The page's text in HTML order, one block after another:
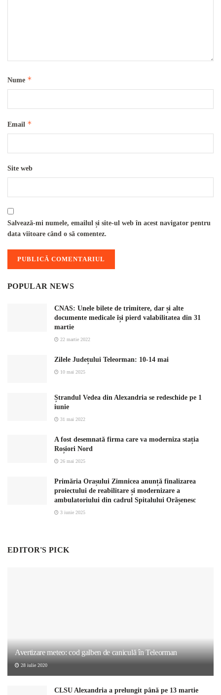
Nume *
Email *
Site web
Salvează-mi numele, emailul și site-ul web în acest navigator pentru
data viitoare când o să comentez.
POPULAR NEWS
CNAS: Unele bilete de trimitere, dar și alte
documente medicale își pierd valabilitatea din 31
martie
22 martie 2022
Zilele Județului Teleorman: 10-14 mai
10 mai 2025
Ștrandul Vedea din Alexandria se redeschide pe 1
iunie
31 mai 2022
A fost desemnată firma care va moderniza stația
Roșiori Nord
26 mai 2025
Primăria Orașului Zimnicea anunță finalizarea
proiectului de reabilitare și modernizare a
ambulatoriului din cadrul Spitalului Orășenesc
3 iunie 2025
EDITOR'S PICK
Avertizare meteo: cod galben de caniculă în Teleorman
28 iulie 2020
CLSU Alexandria a prelungit până pe 13 martie